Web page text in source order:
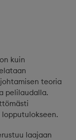
kuin
teoria
pelilaudalla.
laajaan